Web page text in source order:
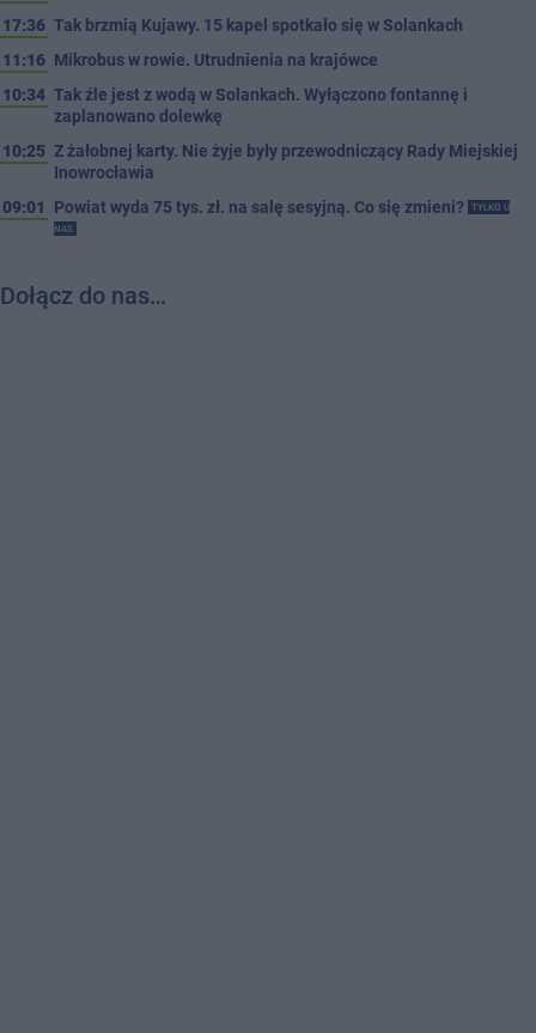
17:36 Tak brzmią Kujawy. 15 kapel spotkało się w Solankach
11:16 Mikrobus w rowie. Utrudnienia na krajówce
10:34 Tak źle jest z wodą w Solankach. Wyłączono fontannę i
zaplanowano dolewkę
10:25 Z żałobnej karty. Nie żyje były przewodniczący Rady Miejskiej
Inowrocławia
09:01
Powiat wyda 75 tys. zł. na salę sesyjną. Co się zmieni?
TYLKO U
NAS
Dołącz do nas…